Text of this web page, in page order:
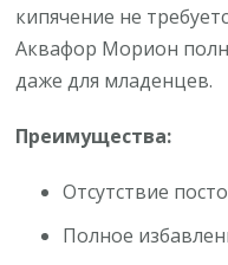
кипячение не
Аквафор Морион
даже для младенцев.
Преимущества:
Отсутствие
Полное